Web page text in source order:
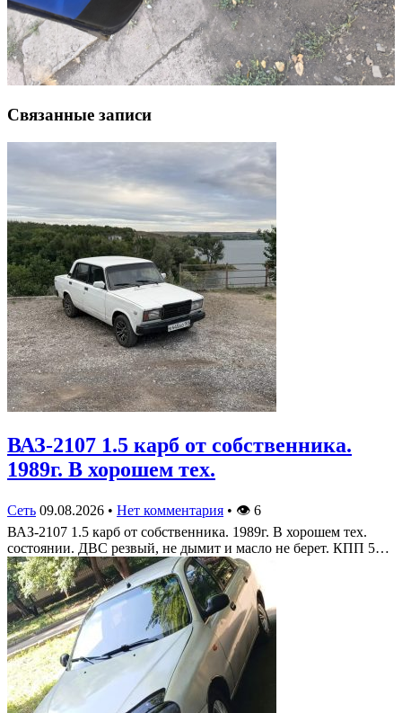
Связанные записи
ВАЗ-2107 1.5 карб от собственника.
1989г. В хорошем тех.
Сеть 09.08.2026 • Нет комментария • 👁 6
ВАЗ-2107 1.5 карб от собственника. 1989г. В хорошем тех.
состоянии. ДВС резвый, не дымит и масло не берет. КПП 5…